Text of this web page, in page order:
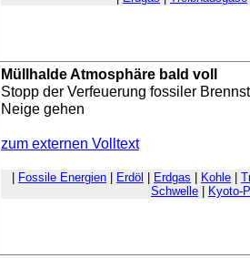
Müllhalde Atmosphäre bald voll
Stopp der Verfeuerung fossiler
Neige gehen
zum externen Volltext
Fossile Energien Erdöl Erdgas Kohle
Schwelle
Kyoto-